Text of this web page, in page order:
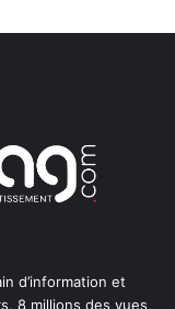
d’information et
8 millions des vues